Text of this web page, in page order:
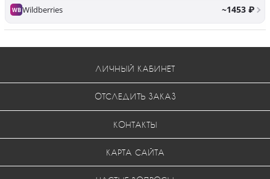
WBWildberries ~1453 ₽
ЛИЧНЫЙ КАБИНЕТ